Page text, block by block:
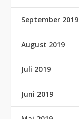
September 2019
August 2019
Juli 2019
Juni 2019